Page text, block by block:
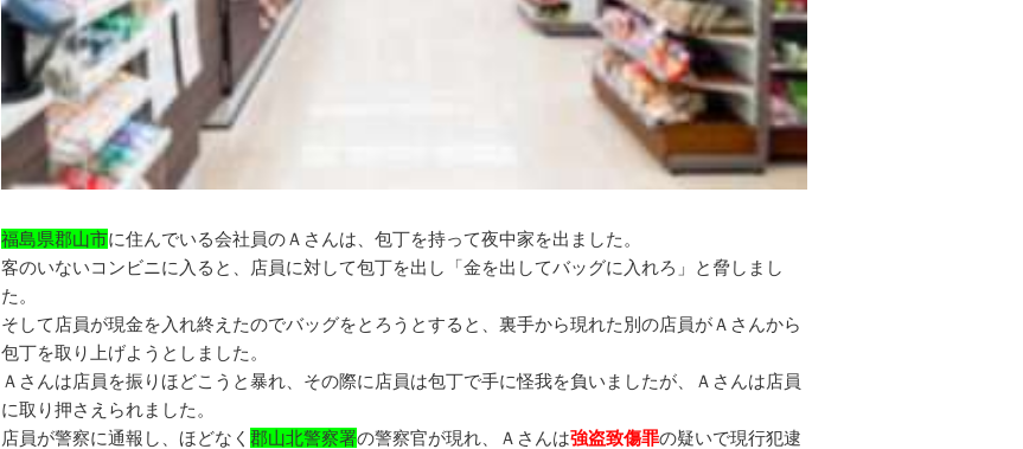
福島県郡山市に住んでいる会社員のＡさんは、包丁を持って夜中家を出ました。
客のいないコンビニに入ると、店員に対して包丁を出し「金を出してバッグに入れろ」と脅しまし
た。
そして店員が現金を入れ終えたのでバッグをとろうとすると、裏手から現れた別の店員がＡさんから
包丁を取り上げようとしました。
Ａさんは店員を振りほどこうと暴れ、その際に店員は包丁で手に怪我を負いましたが、Ａさんは店員
に取り押さえられました。
店員が警察に通報し、ほどなく 郡山北警察署の警察官が現れ、Ａさんは強盗致傷罪の疑いで現行犯逮